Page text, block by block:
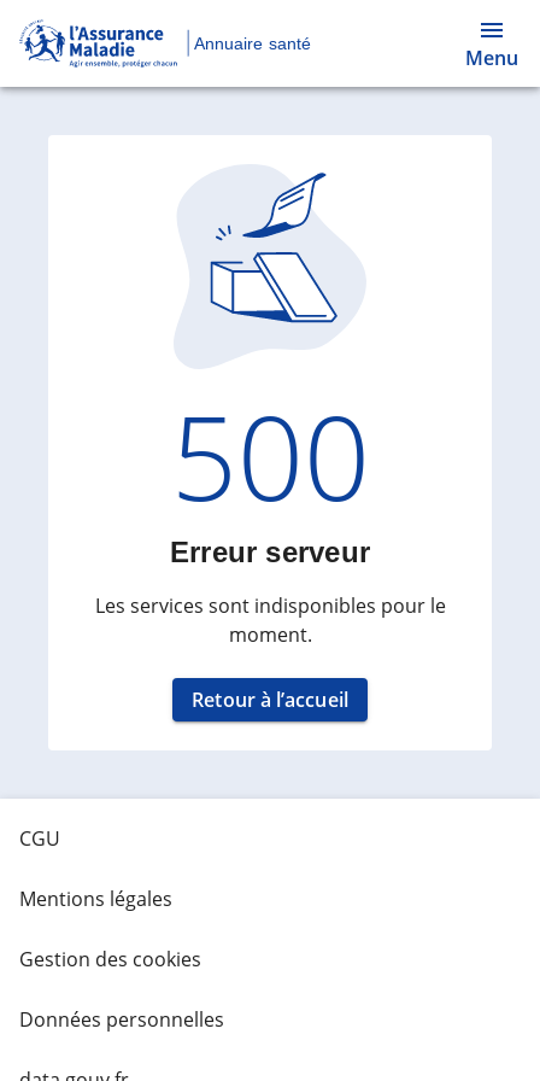
Annuaire santé
Menu
Code
500
Erreur serveur
Les services sont indisponibles pour le
moment.
Retour à l’accueil
CGU
Mentions légales
Gestion des cookies
Données personnelles